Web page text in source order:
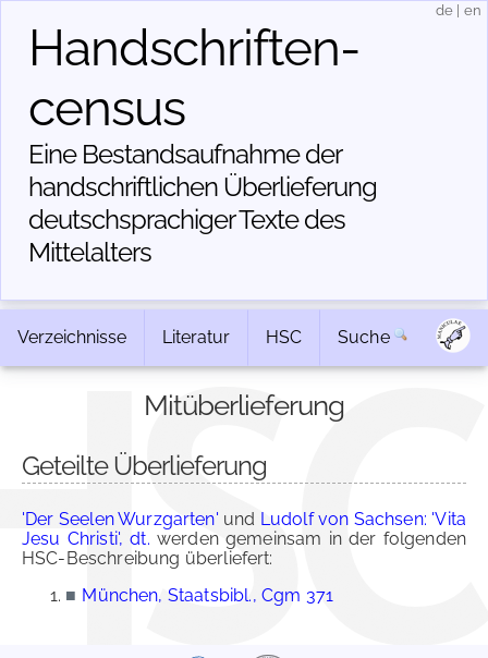
Handschriften­
census
Eine Bestandsaufnahme der
handschriftlichen Über­lieferung
deutschsprachiger Texte des
Mittelalters
de en
Verzeichnisse Literatur HSC Suche
Mitüberlieferung
Geteilte Überlieferung
'Der Seelen Wurzgarten' und Ludolf von Sachsen: 'Vita
Jesu Christi', dt. werden gemeinsam in der folgenden
HSC-Beschreibung überliefert:
■ München, Staatsbibl., Cgm 371